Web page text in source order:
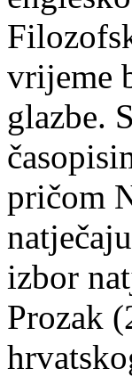
vrijeme
glazbe.
pričom
izbor
Prozak